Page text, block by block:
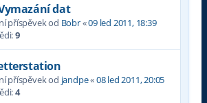
dat
příspěvek od Bobr«09 led 2011, 18:39
9
příspěvek od jandpe«08 led 2011, 20:05
4